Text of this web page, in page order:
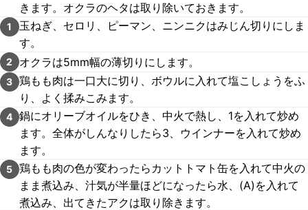
きます。オクラのヘタは取り除いておきます。
1
玉ねぎ、セロリ、ピーマン、ニンニクはみじん切りにしま
す。
2 オクラは5mm幅の薄切りにします。
3 鶏もも肉は一口大に切り、ボウルに入れて塩こしょうをふ
り、よく揉みこみます。
4 鍋にオリーブオイルをひき、中火で熱し、1を入れて炒め
ます。全体がしんなりしたら3、ウインナーを入れて炒め
ます。
5 鶏もも肉の色が変わったらカットトマト缶を入れて中火の
まま煮込み、汁気が半量ほどになったら水、(A)を入れて
煮込み、出てきたアクは取り除きます。